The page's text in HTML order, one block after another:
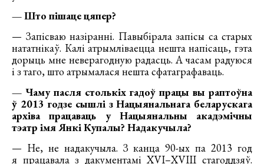
— Што пішаце цяпер?
— Запісваю назіранні. Павыбірала запісы са старых
нататнікаў. Калі атрымліваецца нешта напісаць, гэта
дорыць мне неверагодную радасць. А часам радуюся
і з таго, што атрымалася нешта сфатаграфаваць.
— Чаму пасля столькіх гадоў працы вы раптоўна
ў 2013 годзе сышлі з Нацыянальнага беларускага
архіва працаваць у Нацыянальны акадэмічны
тэатр імя Янкі Купалы? Надакучыла?
— Не, не надакучыла. З канца 90-ых па 2013 год
я працавала з дакументамі XVI–XVIII стагоддзяў.